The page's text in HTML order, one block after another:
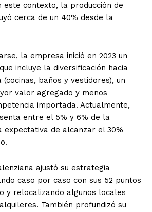
este contexto, la producción de
cerca de un 40% desde la
la empresa inició en 2023 un
incluye la diversificación hacia
baños y vestidores), un
valor agregado y menos
importada. Actualmente,
entre el 5% y 6% de la
expectativa de alcanzar el 30%
ajustó su estrategia
caso por caso con sus 52 puntos
y relocalizando algunos locales
También profundizó su